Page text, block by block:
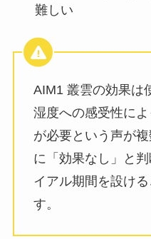
難しい
AIM1 叢雲の効果は
湿度への感受性に
が必要という声が
に「効果なし」と
イアル期間を設け
す。